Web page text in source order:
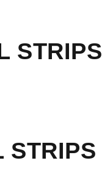
STRIPS
STRIPS